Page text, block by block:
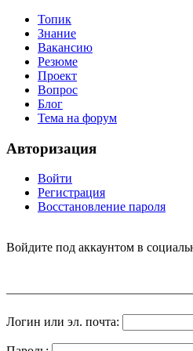
Топик
Знание
Вакансию
Резюме
Проект
Вопрос
Блог
Тема на форум
Авторизация
Войти
Регистрация
Восстановление пароля
Войдите под аккаунтом в
Логин или эл. почта: